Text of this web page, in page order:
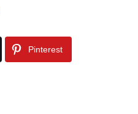
Pinterest